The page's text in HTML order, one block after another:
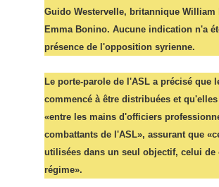
Guido Westervelle, britannique William
Emma Bonino. Aucune indication n'a
présence de l'opposition syrienne.
Le porte-parole de l'ASL a précisé que
commencé à être distribuées et
«entre les mains d'officiers
combattants de l'ASL», assurant que
utilisées dans un seul objectif, celui de
régime».